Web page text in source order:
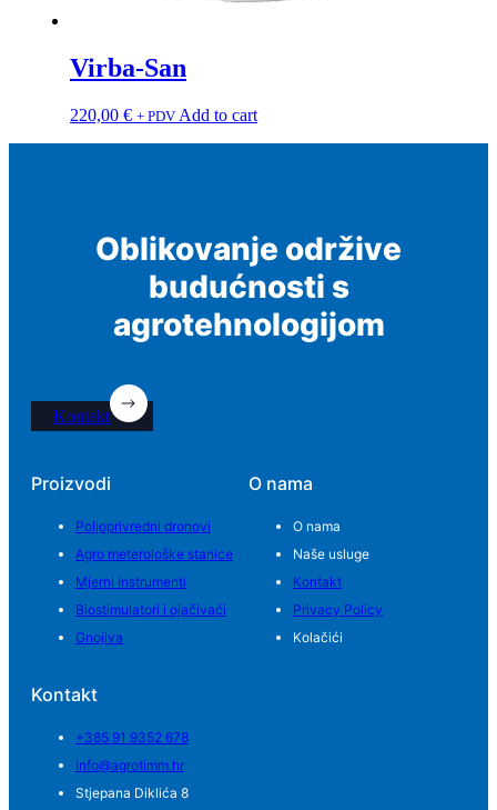
Virba-San
220,00 € + PDV Add to cart
Oblikovanje održive
budućnosti s
agrotehnologijom
Kontakt
Proizvodi
Poljoprivredni dronovi
Agro meterološke stanice
Mjerni instrumenti
Biostimulatori i ojačivaći
Gnojiva
O nama
O nama
Naše usluge
Kontakt
Privacy Policy
Kolačići
Kontakt
+385 91 9352 678
info@agrotimm.hr
Stjepana Diklića 8